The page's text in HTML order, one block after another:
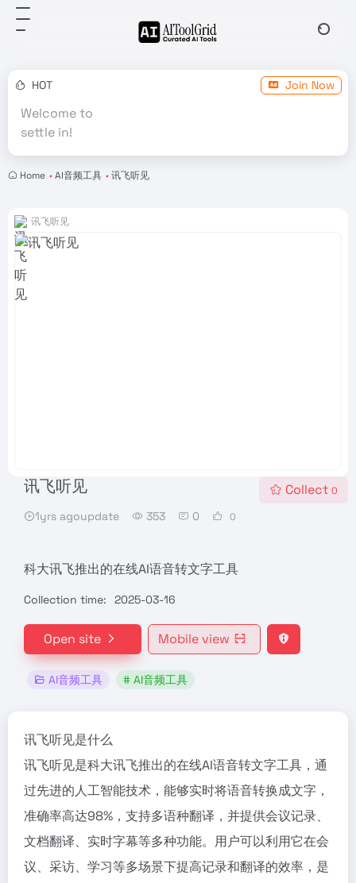
HOT Join Now
Welcome to
settle in!
Home • AI音频工具 • 讯飞听见
讯飞听见
1yrs agoupdate 353 0 0
Collect 0
科大讯飞推出的在线AI语音转文字工具
Collection time: 2025-03-16
Open site Mobile view
AI音频工具 # AI音频工具
讯飞听见
讯飞听见是什么
讯飞听见是科大讯飞推出的在线AI语音转文字工具，通
过先进的人工智能技术，能够实时将语音转换成文字，
准确率高达98%，支持多语种翻译，并提供会议记录、
文档翻译、实时字幕等多种功能。用户可以利用它在会
议、采访、学习等多场景下提高记录和翻译的效率，是